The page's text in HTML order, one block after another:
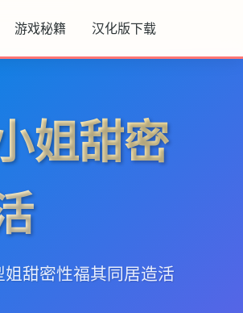
游戏秘籍 汉化版下载
姐甜密
姐甜密性福其同居造活